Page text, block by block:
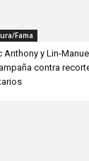
Fama
Anthony y Lin-
contra